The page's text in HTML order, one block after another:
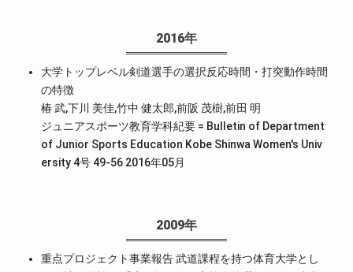
2016年
大学トップレベル剣道選手の選択反応時間・打突動作時間
の特徴
椿 武,下川 美佳,竹中 健太郎,前阪 茂樹,前田 明
ジュニアスポーツ教育学科紀要 = Bulletin of Department
of Junior Sports Education Kobe Shinwa Women's Univ
ersity 4号 49-56 2016年05月
2009年
重点プロジェクト事業報告 武道課程を持つ体育大学とし